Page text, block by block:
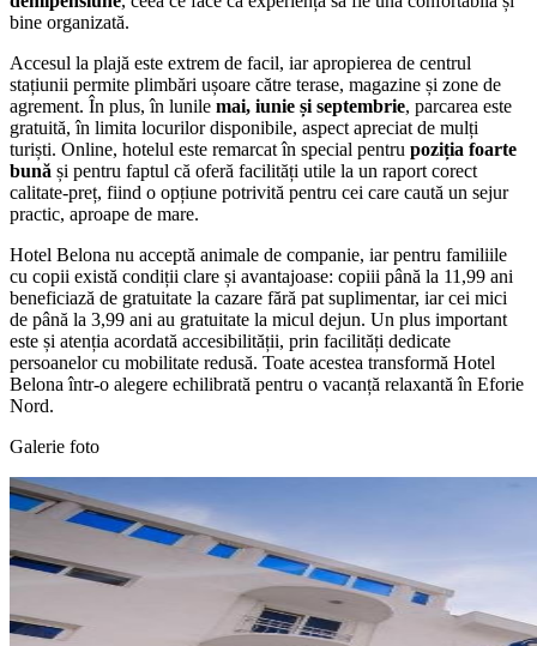
bine organizată.
Accesul la plajă este extrem de facil, iar apropierea de centrul
stațiunii permite plimbări ușoare către terase, magazine și zone de
agrement. În plus, în lunile mai, iunie și septembrie, parcarea este
gratuită, în limita locurilor disponibile, aspect apreciat de mulți
turiști. Online, hotelul este remarcat în special pentru poziția foarte
bună și pentru faptul că oferă facilități utile la un raport corect
calitate-preț, fiind o opțiune potrivită pentru cei care caută un sejur
practic, aproape de mare.
Hotel Belona nu acceptă animale de companie, iar pentru familiile
cu copii există condiții clare și avantajoase: copiii până la 11,99 ani
beneficiază de gratuitate la cazare fără pat suplimentar, iar cei mici
de până la 3,99 ani au gratuitate la micul dejun. Un plus important
este și atenția acordată accesibilității, prin facilități dedicate
persoanelor cu mobilitate redusă. Toate acestea transformă Hotel
Belona într-o alegere echilibrată pentru o vacanță relaxantă în Eforie
Nord.
Galerie foto